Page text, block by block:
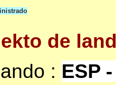
de
: ESP